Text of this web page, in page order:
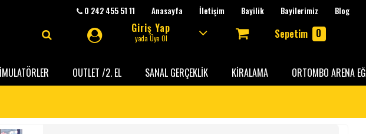
0 242 455 51 11 Anasayfa İletişim Bayilik Bayilerimiz Blog
Giriş Yap
yada Üye Ol Sepetim 0
OUTLET /2. EL SANAL GERÇEKLİK KİRALAMA ORTOMBO ARENA